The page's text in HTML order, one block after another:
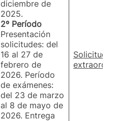
diciembre de
2025.
2º Período
Presentación
solicitudes: del
16 al 27 de
febrero de
2026. Período
de exámenes:
del 23 de marzo
al 8 de mayo de
2026. Entrega
Solicitud